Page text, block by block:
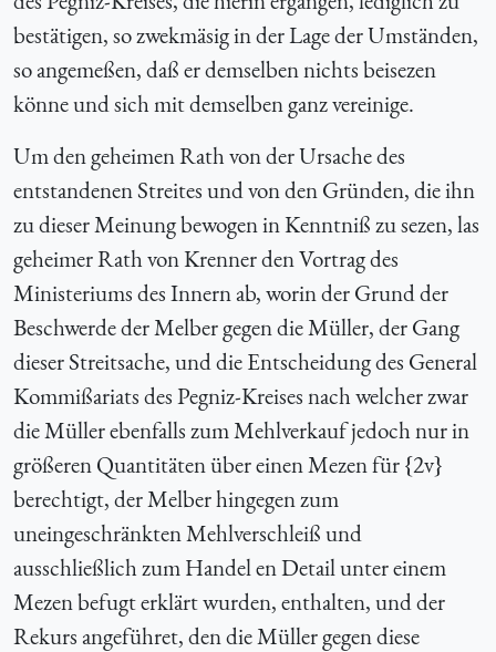
bestätigen, so zwekmäsig in der Lage der Umständen,
so angemeßen, daß er demselben nichts beisezen
könne und sich mit demselben ganz vereinige.
Um den geheimen Rath von der Ursache des
entstandenen Streites und von den Gründen, die ihn
zu dieser Meinung bewogen in Kenntniß zu sezen, las
geheimer Rath von Krenner den Vortrag des
Ministeriums des Innern ab, worin der Grund der
Beschwerde der Melber gegen die Müller, der Gang
dieser Streitsache, und die Entscheidung des General
Kommißariats des Pegniz-Kreises nach welcher zwar
die Müller ebenfalls zum Mehlverkauf jedoch nur in
größeren Quantitätenüber einenMezen für {2v}
berechtigt, der Melber hingegen zum
uneingeschränkten Mehlverschleiß und
ausschließlich zum Handel en Detail unter einem
Mezen befugt erklärt wurden, enthalten, und der
Rekurs angeführet, den die Müller gegen diese